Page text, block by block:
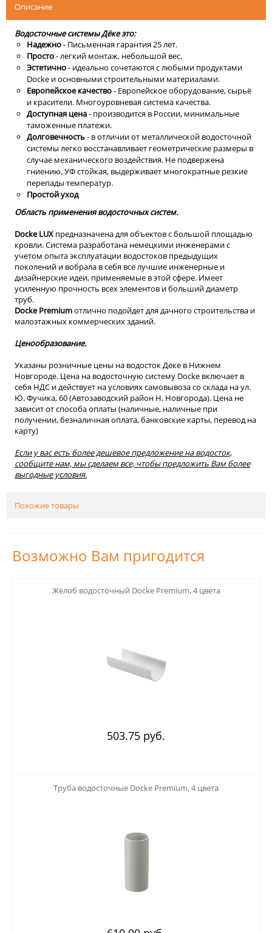
Описание
Водосточные системы Дёке это:
Надежно- Письменная гарантия 25 лет.
Просто- легкий монтаж, небольшой вес.
Эстетично- идеально сочетаются с любыми продуктами
Docke и основными строительными материалами.
Европейское качество- Европейское оборудование, сырьё
и красители. Многоуровневая система качества.
Доступная цена- производится в России, минимальные
таможенные платежи.
Долговечность- в отличии от металлической водосточной
системы легко восстанавливает геометрические размеры в
случае механического воздействия. Не подвержена
гниению, УФ стойкая, выдерживает многократные резкие
перепады температур.
Простой уход
Область применения водосточных систем.
Dоcke LUX предназначена для объектов с большой площадью
кровли. Система разработана немецкими инженерами с
учетом опыта эксплуатации водостоков предыдущих
поколений и вобрала в себя все лучшие инженерные и
дизайнерские идеи, применяемые в этой сфере. Имеет
усиленную прочность всех элементов и больший диаметр
труб.
Docke Premiumотлично подойдет для дачного строительства и
малоэтажных коммерческих зданий.
Ценообразование.
Указаны розничные цены на водосток Дёке в Нижнем
Новгороде. Цена на водосточную систему Docke включает в
себя НДС и действует на условиях самовывоза со склада на ул.
Ю. Фучика, 60 (Автозаводский район Н. Новгорода). Цена не
зависит от способа оплаты (наличные, наличные при
получении, безналичная оплата, банковские карты, перевод на
карту)
Если у вас есть более дешевое предложение на водосток,
сообщите нам, мы сделаем все, чтобы предложить Вам более
выгодные условия.
Похожие товары
Возможно Вам пригодится
Жёлоб водосточный Docke Premium, 4 цвета
503.75 руб.
Труба водосточные Docke Premium, 4 цвета